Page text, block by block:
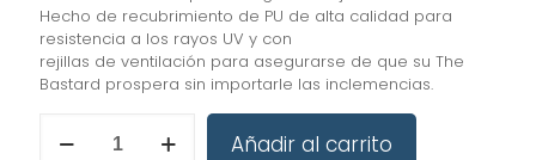
Hecho de recubrimiento de PU de alta calidad para
resistencia a los rayos UV y con
rejillas de ventilación para asegurarse de que su The
Bastard prospera sin importarle las inclemencias.
para
Añadir al carrito